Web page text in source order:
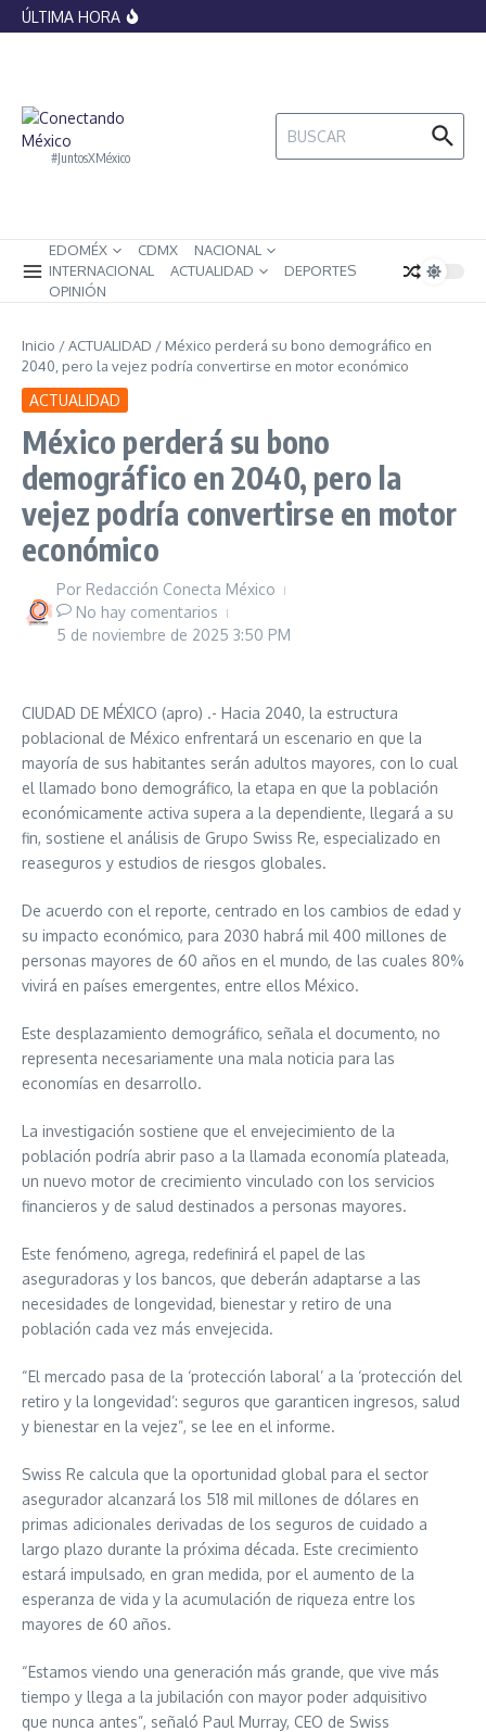
Saltar al contenido
ÚLTIMA HORA
Banxico lanza monedas conmemorativas
restricciones sobre voces e imágenes
#JuntosXMéxico
Buscar:
EDOMÉX CDMX
NACIONAL
INTERNACIONAL
ACTUALIDAD
DEPORTES
OPINIÓN
Inicio /ACTUALIDAD / México perderá su bono demográfico en
2040, pero la vejez podría convertirse en motor económico
ACTUALIDAD
México perderá su bono
demográfico en 2040, pero la
vejez podría convertirse en motor
económico
Por Redacción Conecta México
No hay comentarios
5 de noviembre de 2025 3:50 PM
CIUDAD DE MÉXICO (apro) .- Hacia 2040, la estructura
poblacional de México enfrentará un escenario en que la
mayoría de sus habitantes serán adultos mayores, con lo cual
el llamado bono demográfico, la etapa en que la población
económicamente activa supera a la dependiente, llegará a su
fin, sostiene el análisis de Grupo Swiss Re, especializado en
reaseguros y estudios de riesgos globales.
De acuerdo con el reporte, centrado en los cambios de edad y
su impacto económico, para 2030 habrá mil 400 millones de
personas mayores de 60 años en el mundo, de las cuales 80%
vivirá en países emergentes, entre ellos México.
Este desplazamiento demográfico, señala el documento, no
representa necesariamente una mala noticia para las
economías en desarrollo.
La investigación sostiene que el envejecimiento de la
población podría abrir paso a la llamada economía plateada,
un nuevo motor de crecimiento vinculado con los servicios
financieros y de salud destinados a personas mayores.
Este fenómeno, agrega, redefinirá el papel de las
aseguradoras y los bancos, que deberán adaptarse a las
necesidades de longevidad, bienestar y retiro de una
población cada vez más envejecida.
“El mercado pasa de la ‘protección laboral’ a la ‘protección del
retiro y la longevidad’: seguros que garanticen ingresos, salud
y bienestar en la vejez”, se lee en el informe.
Swiss Re calcula que la oportunidad global para el sector
asegurador alcanzará los 518 mil millones de dólares en
primas adicionales derivadas de los seguros de cuidado a
largo plazo durante la próxima década. Este crecimiento
estará impulsado, en gran medida, por el aumento de la
esperanza de vida y la acumulación de riqueza entre los
mayores de 60 años.
“Estamos viendo una generación más grande, que vive más
tiempo y llega a la jubilación con mayor poder adquisitivo
que nunca antes”, señaló Paul Murray, CEO de Swiss